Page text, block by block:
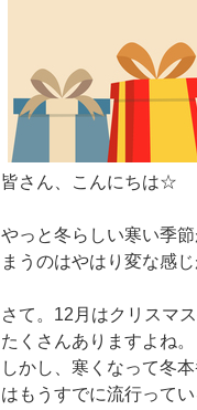
皆さん、こんにちは☆
やっと冬らしい寒い季
まうのはやはり変な感じ
さて。12月はクリスマ
たくさんありますよね。
しかし、寒くなって冬
はもうすでに流行って